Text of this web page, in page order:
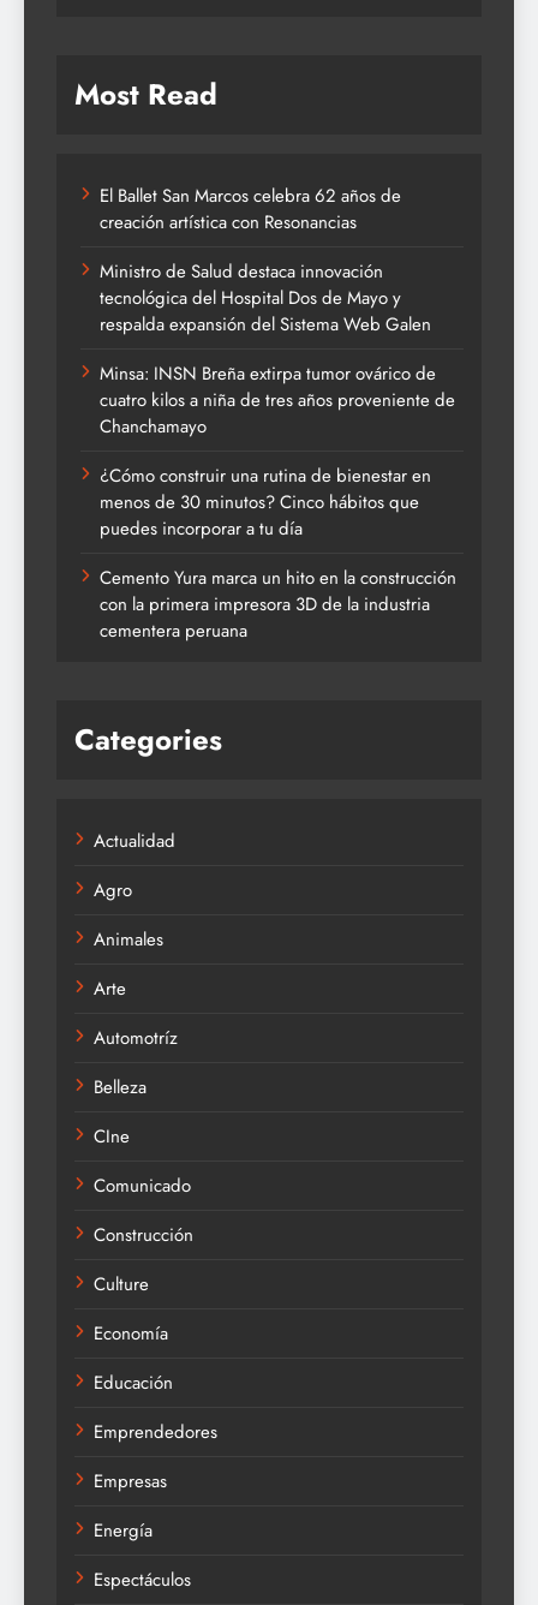
Most Read
El Ballet San Marcos celebra 62 años de
creación artística con Resonancias
Ministro de Salud destaca innovación
tecnológica del Hospital Dos de Mayo y
respalda expansión del Sistema Web Galen
Minsa: INSN Breña extirpa tumor ovárico de
cuatro kilos a niña de tres años proveniente de
Chanchamayo
¿Cómo construir una rutina de bienestar en
menos de 30 minutos? Cinco hábitos que
puedes incorporar a tu día
Cemento Yura marca un hito en la construcción
con la primera impresora 3D de la industria
cementera peruana
Categories
Actualidad
Agro
Animales
Arte
Automotríz
Belleza
CIne
Comunicado
Construcción
Culture
Economía
Educación
Emprendedores
Empresas
Energía
Espectáculos